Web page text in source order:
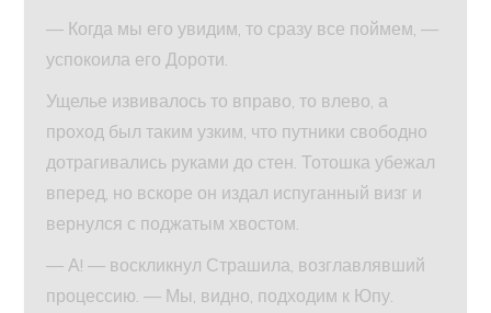
— Когда мы его увидим, то сразу все поймем, —
успокоила его Дороти.
Ущелье извивалось то вправо, то влево, а
проход был таким узким, что путники свободно
дотрагивались руками до стен. Тотошка убежал
вперед, но вскоре он издал испуганный визг и
вернулся с поджатым хвостом.
— А! — воскликнул Страшила, возглавлявший
процессию. — Мы, видно, подходим к Юпу.